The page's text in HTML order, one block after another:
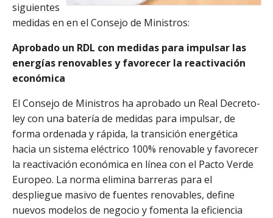
siguientes
medidas en en el Consejo de Ministros:
Aprobado un RDL con medidas para impulsar las
energías renovables y favorecer la reactivación
económica
El Consejo de Ministros ha aprobado un Real Decreto-
ley con una batería de medidas para impulsar, de
forma ordenada y rápida, la transición energética
hacia un sistema eléctrico 100% renovable y favorecer
la reactivación económica en línea con el Pacto Verde
Europeo. La norma elimina barreras para el
despliegue masivo de fuentes renovables, define
nuevos modelos de negocio y fomenta la eficiencia